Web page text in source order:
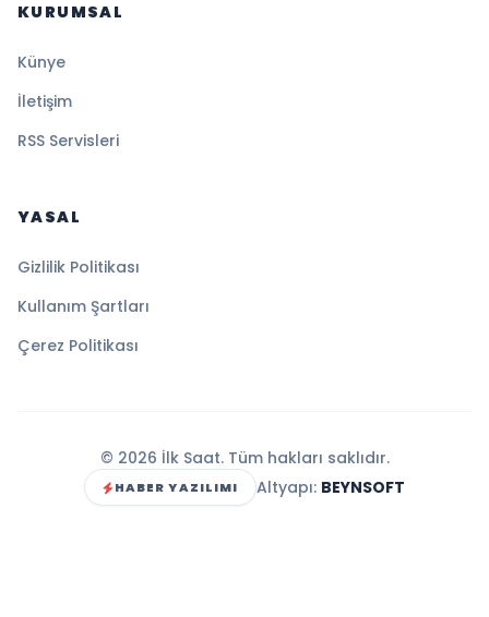
KURUMSAL
Künye
İletişim
RSS Servisleri
YASAL
Gizlilik Politikası
Kullanım Şartları
Çerez Politikası
© 2026 İlk Saat. Tüm hakları saklıdır.
HABER YAZILIMI Altyapı: BEYNSOFT